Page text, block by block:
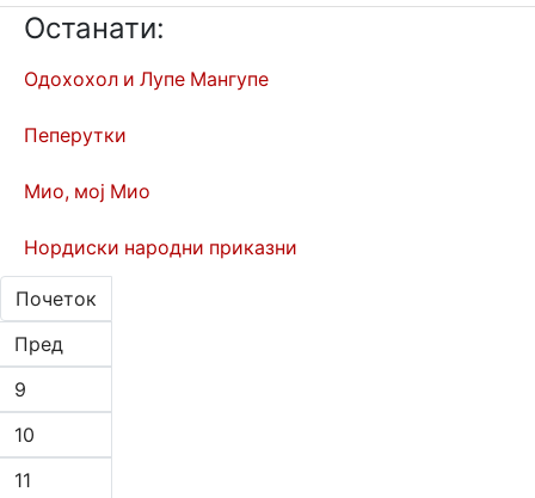
Останати:
Одохохол и Лупе Мангупе
Пеперутки
Мио, мој Мио
Нордиски народни приказни
Почеток
Пред
9
10
11